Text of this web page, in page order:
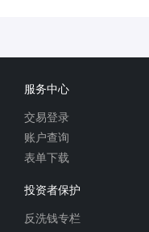
服务中心
交易登录
账户查询
表单下载
投资者保护
反洗钱专栏